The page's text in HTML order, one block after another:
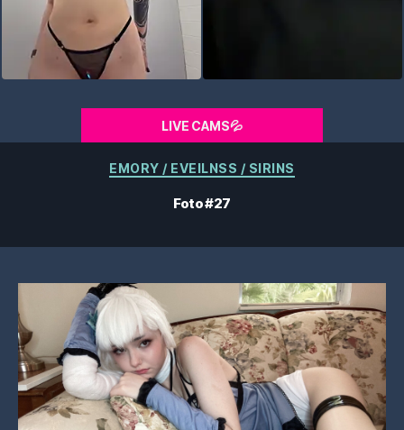
LIVE CAMS💦
Kategorier
EMORY / EVEILNSS / SIRINS
Foto #27